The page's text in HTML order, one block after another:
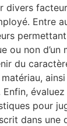
divers
Entre
permettant
ou non d’un
du
Enfin,
pour
dans une